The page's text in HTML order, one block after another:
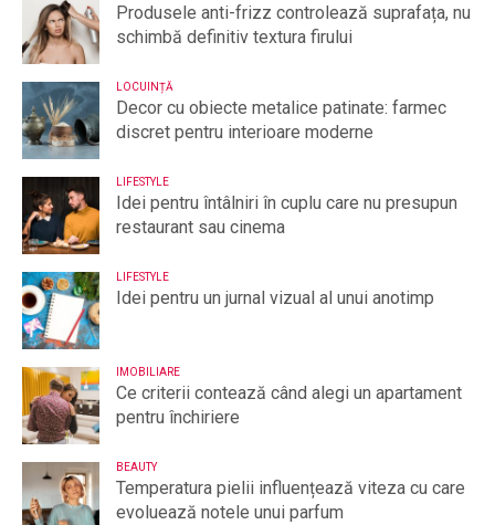
Produsele anti-frizz controlează suprafața, nu
schimbă definitiv textura firului
LOCUINȚĂ
Decor cu obiecte metalice patinate: farmec
discret pentru interioare moderne
LIFESTYLE
Idei pentru întâlniri în cuplu care nu presupun
restaurant sau cinema
LIFESTYLE
Idei pentru un jurnal vizual al unui anotimp
IMOBILIARE
Ce criterii contează când alegi un apartament
pentru închiriere
BEAUTY
Temperatura pielii influențează viteza cu care
evoluează notele unui parfum